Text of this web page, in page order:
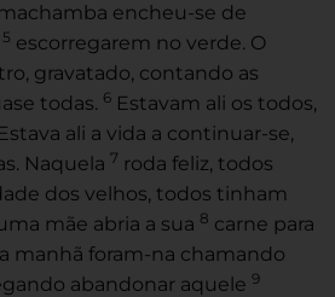
encheu-se de
5 escorregarem no verde. O
gravatado, contando as
todas. 6 Estavam ali os todos,
ali a vida a continuar-se,
Naquela 7 roda feliz, todos
dos velhos, todos tinham
mãe abria a sua 8 carne para
manhã foram-na chamando
abandonar aquele 9